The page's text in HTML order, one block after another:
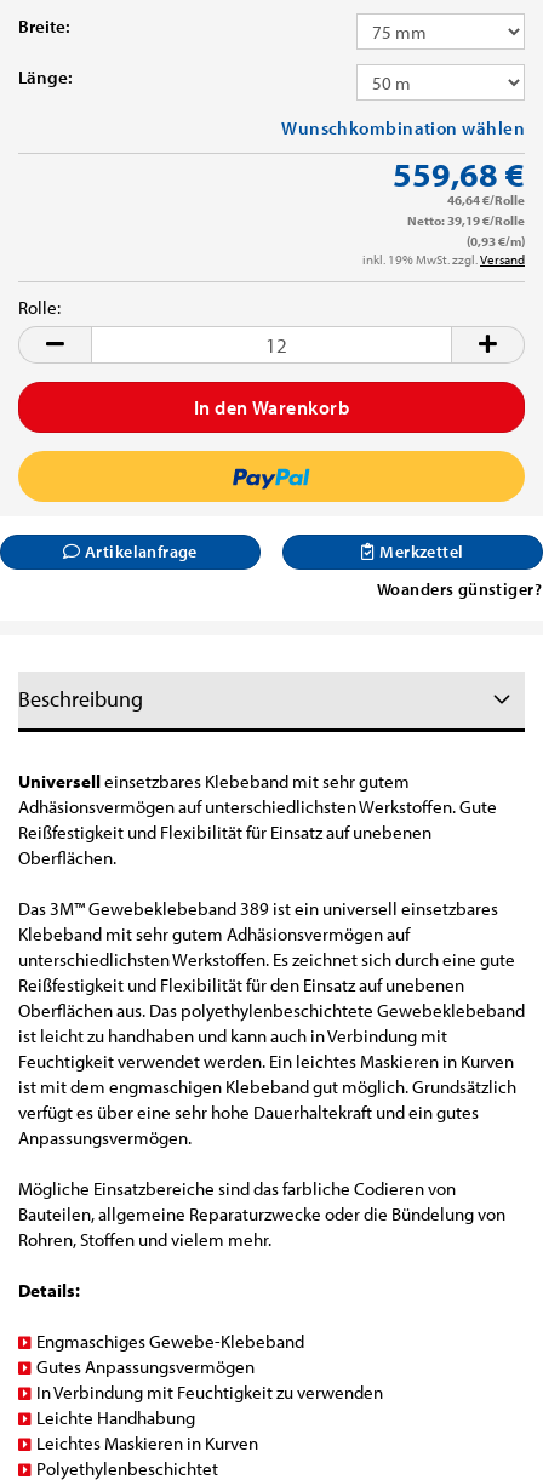
Breite:
Länge:
Wunschkombination wählen
559,68 €
46,64 €/Rolle
Netto: 39,19 €/Rolle
(0,93 €/m)
inkl. 19% MwSt. zzgl.Versand
Rolle:
Rolle
Artikelanfrage
Merkzettel
Woanders günstiger?
Beschreibung
Universelleinsetzbares Klebeband mit sehr gutem
Adhäsionsvermögen auf unterschiedlichsten Werkstoffen. Gute
Reißfestigkeit und Flexibilität für Einsatz auf unebenen
Oberflächen.
Das 3M™ Gewebeklebeband 389 ist ein universell einsetzbares
Klebeband mit sehr gutem Adhäsionsvermögen auf
unterschiedlichsten Werkstoffen. Es zeichnet sich durch eine gute
Reißfestigkeit und Flexibilität für den Einsatz auf unebenen
Oberflächen aus. Das polyethylenbeschichtete Gewebeklebeband
ist leicht zu handhaben und kann auch in Verbindung mit
Feuchtigkeit verwendet werden. Ein leichtes Maskieren in Kurven
ist mit dem engmaschigen Klebeband gut möglich. Grundsätzlich
verfügt es über eine sehr hohe Dauerhaltekraft und ein gutes
Anpassungsvermögen.
Mögliche Einsatzbereiche sind das farbliche Codieren von
Bauteilen, allgemeine Reparaturzwecke oder die Bündelung von
Rohren, Stoffen und vielem mehr.
Details:
Engmaschiges Gewebe-Klebeband
Gutes Anpassungsvermögen
In Verbindung mit Feuchtigkeit zu verwenden
Leichte Handhabung
Leichtes Maskieren in Kurven
Polyethylenbeschichtet